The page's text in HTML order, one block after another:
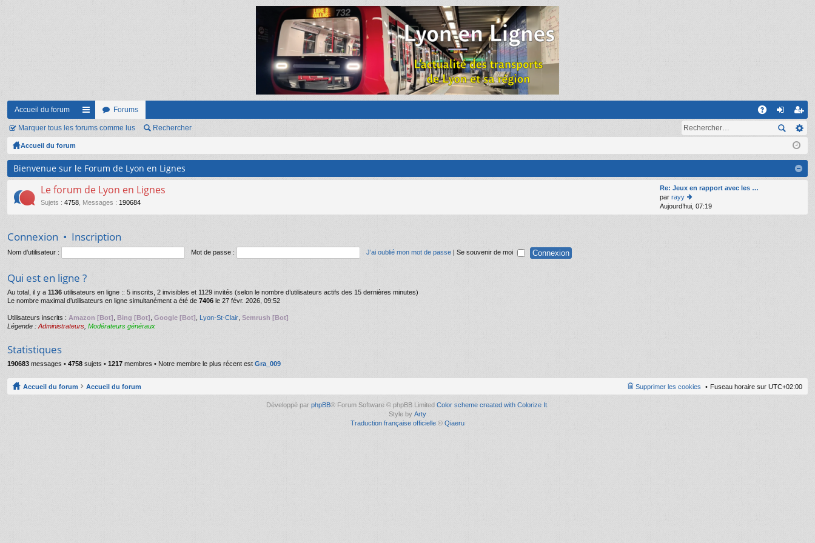
Accueil du forum
ac
ur
ci
s
Forums
on
on
ns
cri
pti
on
Marquer tous les forums comme lus Rechercher
Accueil du forum
Bienvenue sur le Forum de Lyon en Lignes
Le forum de Lyon en Lignes
Sujets : 4758 Messages : 190684
Re: Jeux en rapport avec les …
par rayy
o
n
Aujourd’hui, 07:19
Connexion • Inscription
Nom d’utilisateur : Mot de passe : J’ai oublié mon mot de passe | Se souvenir de moi
Qui est en ligne ?
Au total, il y a 1136 utilisateurs en ligne :: 5 inscrits, 2 invisibles et 1129 invités (selon le nombre d’utilisateurs actifs des 15 dernières minutes)
Le nombre maximal d’utilisateurs en ligne simultanément a été de 7406 le 27 févr. 2026, 09:52
Utilisateurs inscrits : Amazon [Bot] Bing [Bot] Google [Bot] Lyon-St-Clair Semrush [Bot]
Légende : Administrateurs Modérateurs généraux
Statistiques
190683 messages • 4758 sujets • 1217 membres • Notre membre le plus récent est Gra_009
Accueil du forum Accueil du forum Fuseau horaire sur UTC+02:00
Supprimer les cookies
Développé par phpBB® Forum Software © phpBB Limited Color scheme created with Colorize It
Style by Arty
Traduction française officielle © Qiaeru